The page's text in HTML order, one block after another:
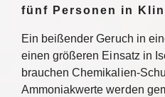
fünf Personen in
Ein beißender Geruch in
einen größeren Einsatz in
brauchen Chemikalien-
Ammoniakwerte werden